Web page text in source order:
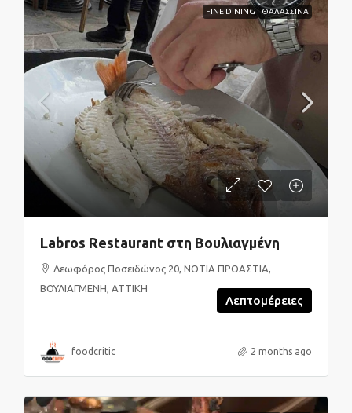
FINE DINING ΘΑΛΑΣΣΙΝΑ
Labros Restaurant στη Βουλιαγμένη
Λεωφόρος Ποσειδώνος 20, ΝΟΤΙΑ ΠΡΟΑΣΤΙΑ,
ΒΟΥΛΙΑΓΜΕΝΗ, ΑΤΤΙΚΗ
Λεπτομέρειες
foodcritic 2 months ago